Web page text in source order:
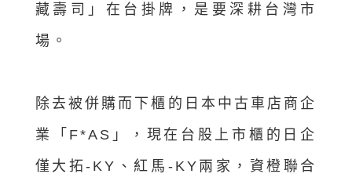
藏壽司」在台掛牌，是要深耕台灣市
場。
除去被併購而下櫃的日本中古車店商企
業「F*AS」，現在台股上市櫃的日企
僅大拓-KY、紅馬-KY兩家，資橙聯合